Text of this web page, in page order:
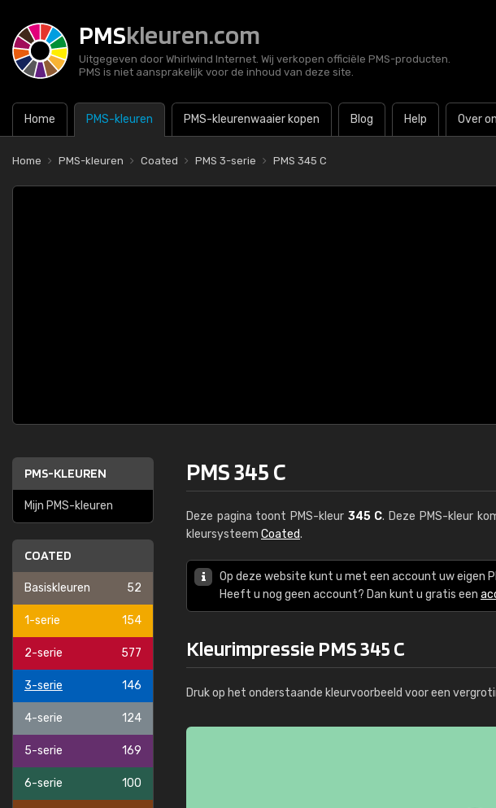
PMSkleuren.com
Uitgegeven door Whirlwind Internet. Wij verkopen officiële PMS-producten.
PMS is niet aansprakelijk voor de inhoud van deze site.
Home PMS-kleuren PMS-kleurenwaaier kopen Blog Help Over
Home PMS-kleuren Coated PMS 3-serie PMS 345 C
PMS-KLEUREN
Mijn PMS-kleuren
COATED
Basiskleuren 52
1-serie 154
2-serie 577
3-serie 146
4-serie 124
5-serie 169
6-serie 100
PMS 345 C
Deze pagina toont PMS-kleur 345 C. Deze PMS-kleur
kleursysteem Coated.
Op deze website kunt u met een account uw eigen
Heeft u nog geen account? Dan kunt u gratis een
Kleurimpressie PMS 345 C
Druk op het onderstaande kleurvoorbeeld voor een